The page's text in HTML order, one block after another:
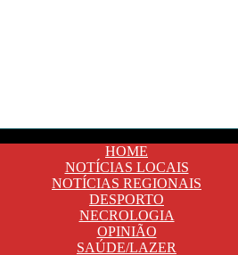
HOME
NOTÍCIAS LOCAIS
NOTÍCIAS REGIONAIS
DESPORTO
NECROLOGIA
OPINIÃO
SAÚDE/LAZER